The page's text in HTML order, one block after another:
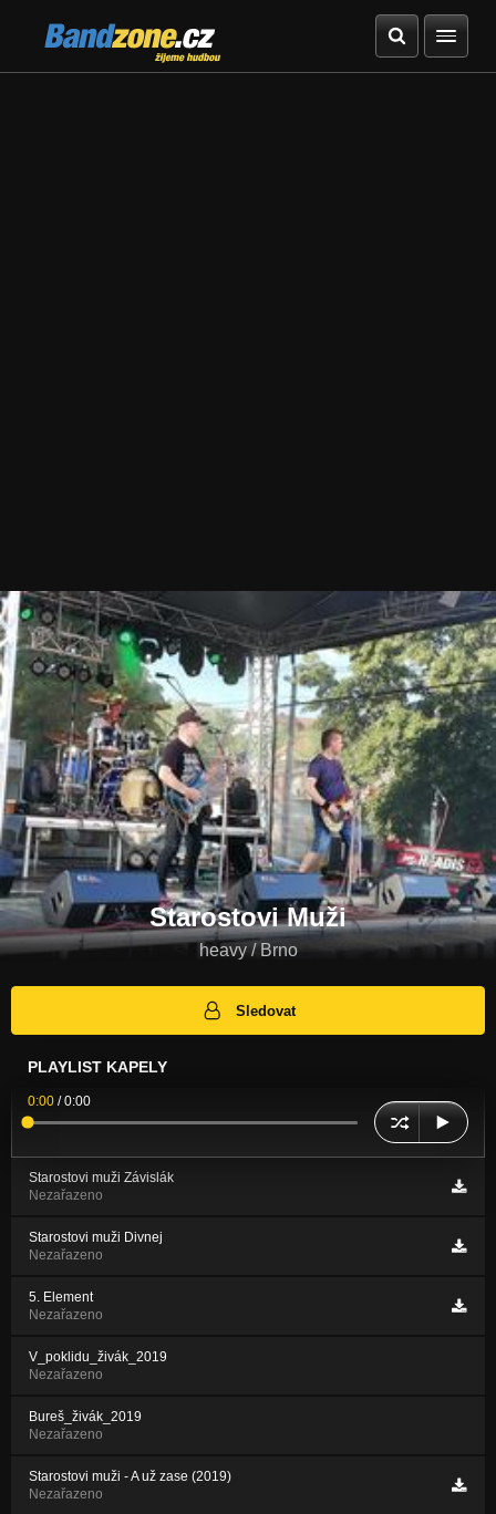
Bandzone.cz
žijeme hudbou
Starostovi Muži
heavy / Brno
Sledovat
PLAYLIST KAPELY
0:00 /0:00
Starostovi muži Závislák
Nezařazeno
Starostovi muži Divnej
Nezařazeno
5. Element
Nezařazeno
V_poklidu_živák_2019
Nezařazeno
Bureš_živák_2019
Nezařazeno
Starostovi muži - A už zase (2019)
Nezařazeno